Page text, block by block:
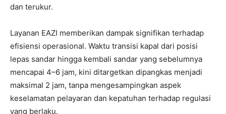
dan terukur.
Layanan EAZI memberikan dampak signifikan terhadap
efisiensi operasional. Waktu transisi kapal dari posisi
lepas sandar hingga kembali sandar yang sebelumnya
mencapai 4–6 jam, kini ditargetkan dipangkas menjadi
maksimal 2 jam, tanpa mengesampingkan aspek
keselamatan pelayaran dan kepatuhan terhadap regulasi
yang berlaku.